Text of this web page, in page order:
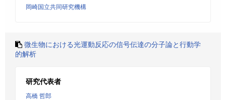
岡崎国立共同研究機構
微生物における光運動反応の信号伝達の分子論と行動学
的解析
研究代表者
高橋 哲郎